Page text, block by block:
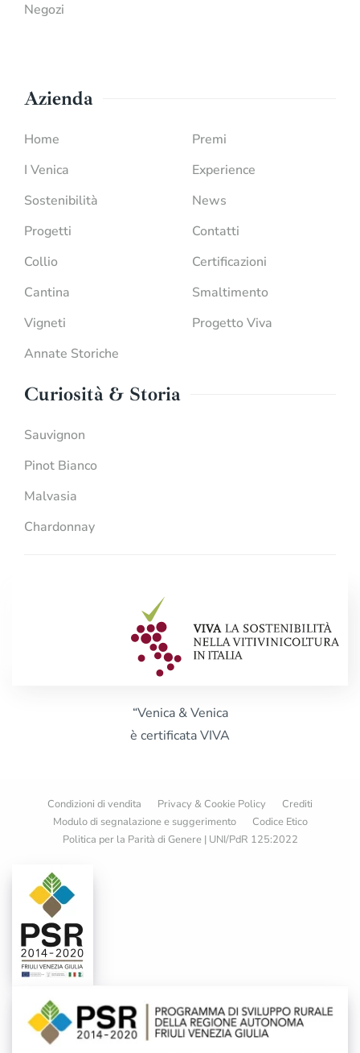
Negozi
Azienda
Home
I Venica
Sostenibilità
Progetti
Collio
Cantina
Vigneti
Annate Storiche
Premi
Experience
News
Contatti
Certificazioni
Smaltimento
Progetto Viva
Curiosità & Storia
Sauvignon
Pinot Bianco
Malvasia
Chardonnay
“Venica & Venica
è certificata VIVA
Condizioni di vendita Privacy & Cookie Policy
Crediti
Modulo di segnalazione e suggerimento
Codice Etico
Politica per la Parità di Genere | UNI/PdR 125:2022